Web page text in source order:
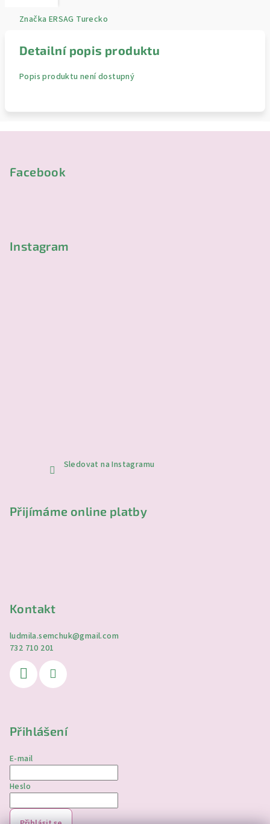
Značka ERSAG Turecko
Detailní popis produktu
Popis produktu není dostupný
Facebook
Instagram
Sledovat na Instagramu
Přijímáme online platby
Kontakt
ludmila.semchuk@gmail.com
732 710 201
Přihlášení
E-mail
Heslo